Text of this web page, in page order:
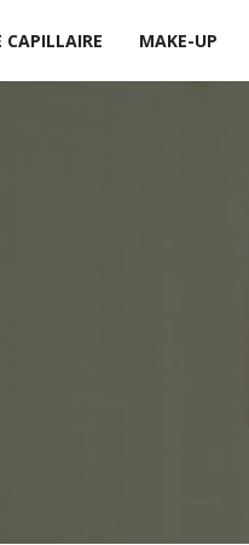
CAPILLAIRE MAKE-UP